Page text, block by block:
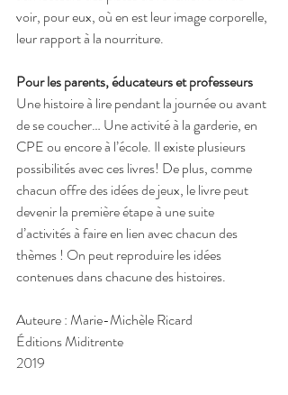
voir, pour eux, où en est leur image corporelle,
leur rapport à la nourriture.
Pour les parents, éducateurs et professeurs
Une histoire à lire pendant la journée ou avant
de se coucher… Une activité à la garderie, en
CPE ou encore à l’école. Il existe plusieurs
possibilités avec ces livres! De plus, comme
chacun offre des idées de jeux, le livre peut
devenir la première étape à une suite
d’activités à faire en lien avec chacun des
thèmes ! On peut reproduire les idées
contenues dans chacune des histoires.
Auteure : Marie-Michèle Ricard
Éditions Miditrente
2019